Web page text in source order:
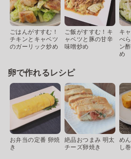
ごはんがすすむ！
チキンとキャベツ
のガーリック炒め
ご飯がすすむ！キ
ャベツと豚の甘辛
味噌炒め
キ
べ
ン
め
卵で作れるレシピ
お弁当の定番 卵焼
き
絶品おつまみ 明太
チーズ卵焼き
め
し